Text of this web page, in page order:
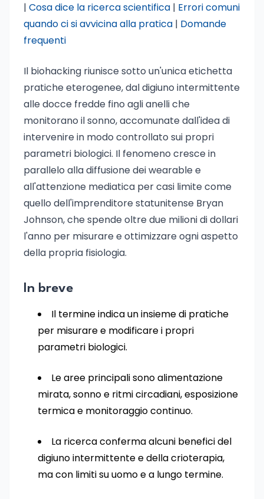
| Cosa dice la ricerca scientifica | Errori comuni
quando ci si avvicina alla pratica | Domande
frequenti
Il biohacking riunisce sotto un'unica etichetta
pratiche eterogenee, dal digiuno intermittente
alle docce fredde fino agli anelli che
monitorano il sonno, accomunate dall'idea di
intervenire in modo controllato sui propri
parametri biologici. Il fenomeno cresce in
parallelo alla diffusione dei wearable e
all'attenzione mediatica per casi limite come
quello dell'imprenditore statunitense Bryan
Johnson, che spende oltre due milioni di dollari
l'anno per misurare e ottimizzare ogni aspetto
della propria fisiologia.
In breve
Il termine indica un insieme di pratiche
per misurare e modificare i propri
parametri biologici.
Le aree principali sono alimentazione
mirata, sonno e ritmi circadiani, esposizione
termica e monitoraggio continuo.
La ricerca conferma alcuni benefici del
digiuno intermittente e della crioterapia,
ma con limiti su uomo e a lungo termine.